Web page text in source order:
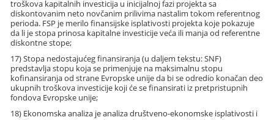
troškova kapitalnih investicija u inicijalnoj fazi projekta sa
diskontovanim neto novčanim prilivima nastalim tokom referentnog
perioda. FSP je merilo finansijske isplativosti projekta koje pokazuje
da li je stopa prinosa kapitalne investicije veća ili manja od referentne
diskontne stope;
17) Stopa nedostajućeg finansiranja (u daljem tekstu: SNF)
predstavlja stopu koja se primenjuje na maksimalnu stopu
kofinansiranja od strane Evropske unije da bi se odredio konačan deo
ukupnih troškova investicije koji će se finansirati iz pretpristupnih
fondova Evropske unije;
18) Ekonomska analiza je analiza društveno-ekonomske isplativosti i